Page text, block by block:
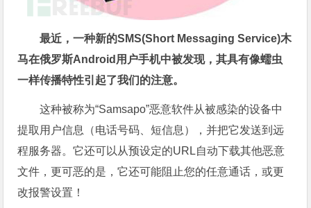
最近，一种新的SMS(Short Messaging Service)木
马在俄罗斯Android用户手机中被发现，其具有像蠕虫
一样传播特性引起了我们的注意。
这种被称为“Samsapo”恶意软件从被感染的设备中
提取用户信息（电话号码、短信息），并把它发送到远
程服务器。它还可以从预设定的URL自动下载其他恶意
文件，更可恶的是，它还可能阻止您的任意通话，或更
改报警设置！